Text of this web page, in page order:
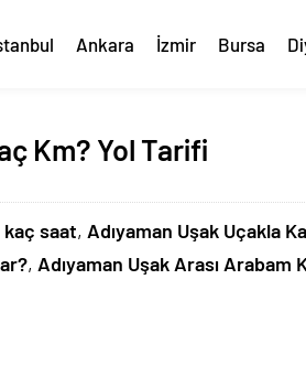
Ankara İzmir Bursa
Km? Yol Tarifi
kaç saat, Adıyaman Uşak Uçakla
, Adıyaman Uşak Arası Arabam